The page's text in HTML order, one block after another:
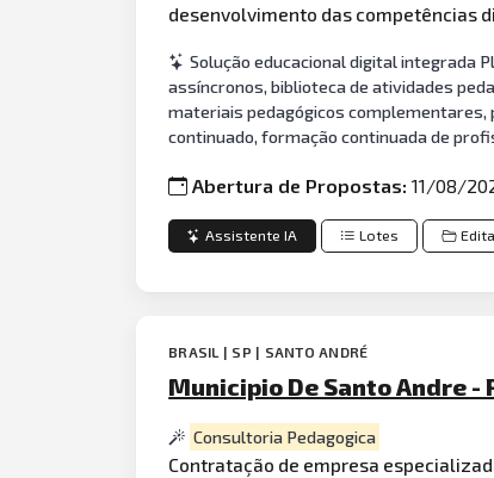
desenvolvimento das competências
Solução educacional digital integrada
assíncronos, biblioteca de atividades
materiais pedagógicos complementares,
continuado, formação continuada de
Abertura de Propostas:11/08/
Assistente IA Lotes
BRASIL | SP | SANTO ANDRÉ
Municipio De Santo Andre
Consultoria Pedagogica
Contratação de empresa